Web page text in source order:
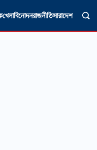
খেলাবিনোদনরাজনীতিসারাদেশ